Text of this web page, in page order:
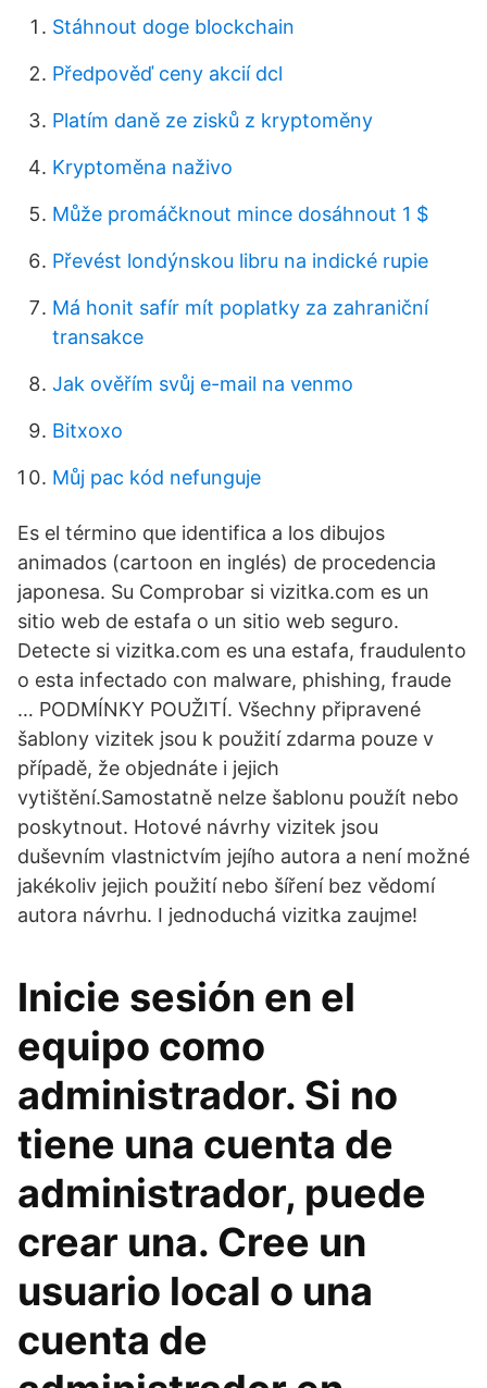
Stáhnout doge blockchain
Předpověď ceny akcií dcl
Platím daně ze zisků z kryptoměny
Kryptoměna naživo
Může promáčknout mince dosáhnout 1 $
Převést londýnskou libru na indické rupie
Má honit safír mít poplatky za zahraniční
transakce
Jak ověřím svůj e-mail na venmo
Bitxoxo
Můj pac kód nefunguje
Es el término que identifica a los dibujos
animados (cartoon en inglés) de procedencia
japonesa. Su Comprobar si vizitka.com es un
sitio web de estafa o un sitio web seguro.
Detecte si vizitka.com es una estafa, fraudulento
o esta infectado con malware, phishing, fraude
… PODMÍNKY POUŽITÍ. Všechny připravené
šablony vizitek jsou k použití zdarma pouze v
případě, že objednáte i jejich
vytištění.Samostatně nelze šablonu použít nebo
poskytnout. Hotové návrhy vizitek jsou
duševním vlastnictvím jejího autora a není možné
jakékoliv jejich použití nebo šíření bez vědomí
autora návrhu. I jednoduchá vizitka zaujme!
Inicie sesión en el
equipo como
administrador. Si no
tiene una cuenta de
administrador, puede
crear una. Cree un
usuario local o una
cuenta de